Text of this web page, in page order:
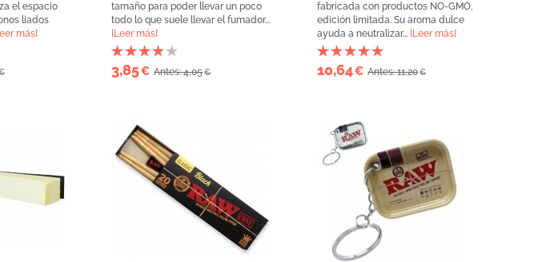
el espacio
liados
más]
tamaño para poder llevar un poco
todo lo que suele llevar el fumador...
[Leer más]
3,85€ Antes: 4,05€
fabricada con productos NO-GMO,
edición limitada. Su aroma dulce
ayuda a neutralizar... [Leer más]
10,64€ Antes: 11,20€